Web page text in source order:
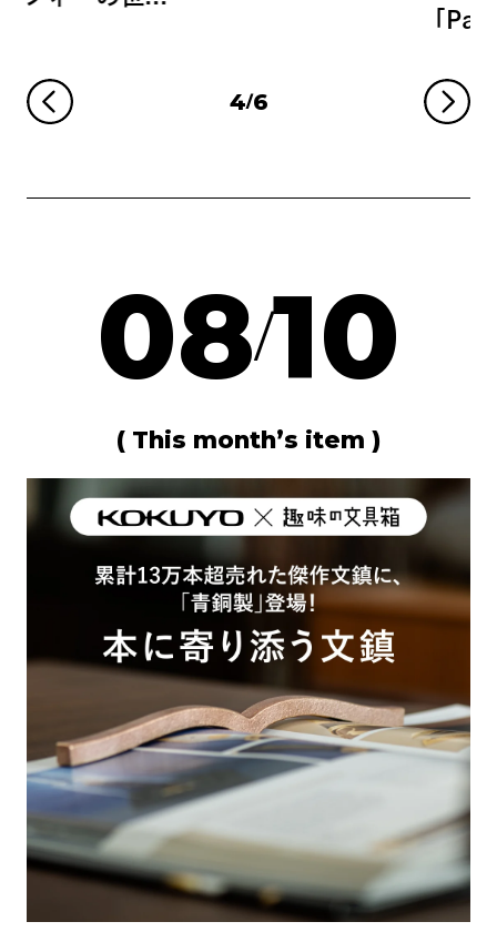
08/10
( This month’s item )
4/6
優雅な海を思わせる｜エスターブ
ルック×クレイン初コラボ「...
2026.07.15